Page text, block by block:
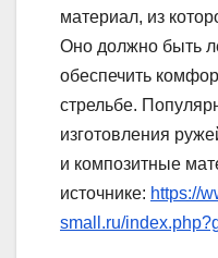
материал, из
Оно должно быть
обеспечить
стрельбе.
изготовления
и композитные
источнике: https://
small.ru/